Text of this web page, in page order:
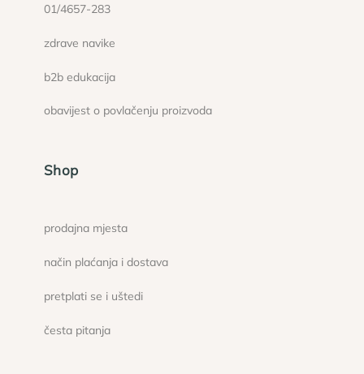
01/4657-283
zdrave navike
b2b edukacija
obavijest o povlačenju proizvoda
Shop
prodajna mjesta
način plaćanja i dostava
pretplati se i uštedi
česta pitanja